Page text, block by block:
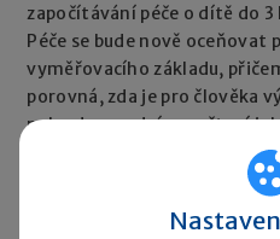
započítávání péče o dítě do 3
Péče se bude nově
vyměřovacího základu,
porovná, zda je pro člověka
nebo dosavadní započtení
aby péče neměla negativní